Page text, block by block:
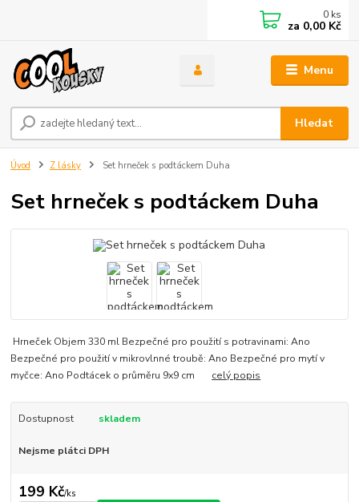
Menu
Hledat
0 ks
za 0,00 Kč
Úvod Z lásky Set hrneček s podtáckem Duha
Set hrneček s podtáckem Duha
Hrneček Objem 330 ml Bezpečné pro použití s potravinami: Ano
Bezpečné pro použití v mikrovlnné troubě: Ano Bezpečné pro mytí v
myčce: Ano Podtácek o průměru 9x9 cm celý popis
Dostupnost skladem
Nejsme plátci DPH
199 Kč/ks